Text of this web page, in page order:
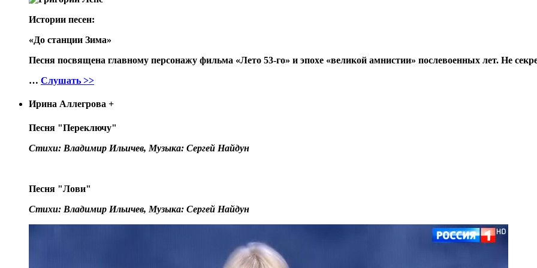
Истории песен:
«До станции Зима»
Песня посвящена главному персонажу фильма «Лето 53-го» и эпохе «великой амнистии» послевоенных лет. Не
… Слушать >>
Ирина Аллегрова +
Песня "Переключу"
Стихи: Владимир Ильичев, Музыка: Сергей Найдун
Песня "Лови"
Стихи: Владимир Ильичев, Музыка: Сергей Найдун